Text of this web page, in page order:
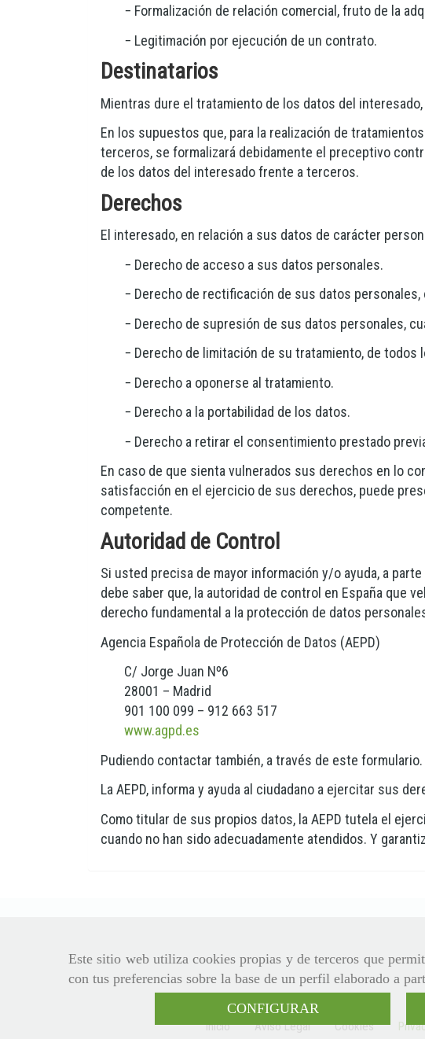
Este sitio web utiliza cookies propias y de terceros que
con tus preferencias sobre la base de un perfil elaborado a
CONFIGURAR
− Formalización de relación comercial, fruto de la
− Legitimación por ejecución de un contrato.
Destinatarios
Mientras dure el tratamiento de los datos del
En los supuestos que, para la realización de
terceros, se formalizará debidamente el preceptivo
de los datos del interesado frente a terceros.
Derechos
El interesado, en relación a sus datos de carácter
− Derecho de acceso a sus datos personales.
− Derecho de rectificación de sus datos
− Derecho de supresión de sus datos personales,
− Derecho de limitación de su tratamiento, de todos
− Derecho a oponerse al tratamiento.
− Derecho a la portabilidad de los datos.
− Derecho a retirar el consentimiento prestado
En caso de que sienta vulnerados sus derechos en lo
satisfacción en el ejercicio de sus derechos, puede
competente.
Autoridad de Control
Si usted precisa de mayor información y/o ayuda, a
debe saber que, la autoridad de control en España que
derecho fundamental a la protección de datos
Agencia Española de Protección de Datos (AEPD)
C/ Jorge Juan Nº6
28001 – Madrid
901 100 099 – 912 663 517
www.agpd.es
Pudiendo contactar también, a través de este formulario.
La AEPD, informa y ayuda al ciudadano a ejercitar sus
Como titular de sus propios datos, la AEPD tutela el
cuando no han sido adecuadamente atendidos. Y
Inicio Aviso Legal Cookies